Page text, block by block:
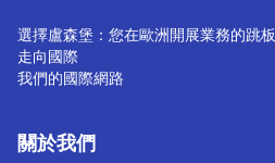
選擇盧森堡：您在歐洲開展業務的跳板
走向國際
我們的國際網路
關於我們